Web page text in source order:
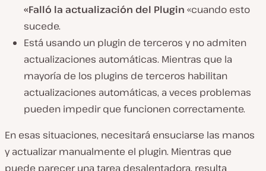
«Falló la actualización del Plugin «cuando esto
sucede.
Está usando un plugin de terceros y no admiten
actualizaciones automáticas. Mientras que la
mayoría de los plugins de terceros habilitan
actualizaciones automáticas, a veces problemas
pueden impedir que funcionen correctamente.
En esas situaciones, necesitará ensuciarse las manos
y actualizar manualmente el plugin. Mientras que
puede parecer una tarea desalentadora, resulta